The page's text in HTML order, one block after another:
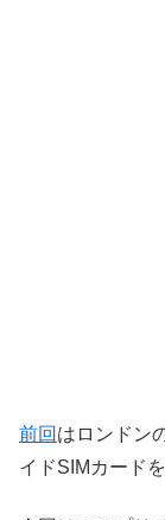
前回 はロンドン
イドSIMカード